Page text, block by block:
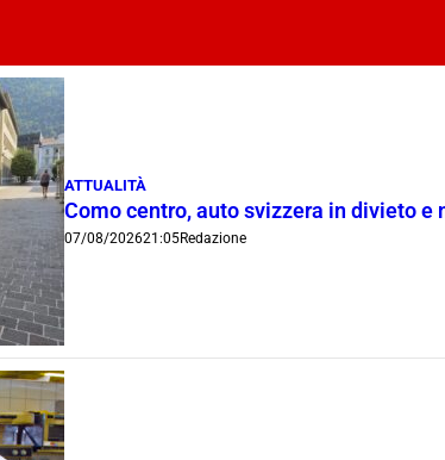
ATTUALITÀ
Como centro, auto svizzera in divieto e
07/08/202621:05Redazione